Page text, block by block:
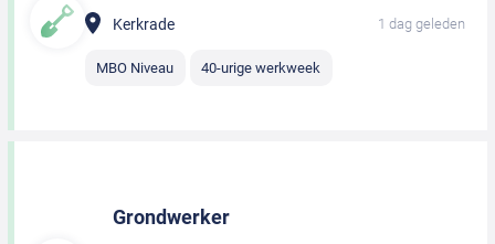
Kerkrade 1 dag geleden
MBO Niveau 40-urige werkweek
Grondwerker